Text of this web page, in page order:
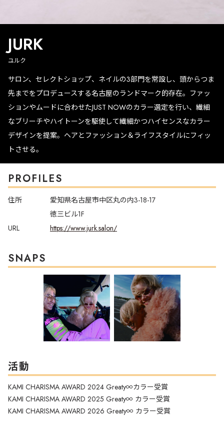
JURK
ユルク
サロン、セレクトショップ、ネイルの3部門を常設し、頭からつま
先までをプロデュースする名古屋のランドマーク的存在。ファッ
ションやムードに合わせたJUST NOWのカラー選定を行い、繊細
なブリーチやハイトーンを駆使して繊細かつハイセンスなカラー
デザインを提案。ヘアとファッション＆ライフスタイルにフィッ
トさせる。
PROFILES
住所
愛知県名古屋市中区丸の内3-18-17
徳三ビル1F
URL
https://www.jurk.salon/
SNAPS
活動
KAMI CHARISMA AWARD 2024 Greaty∞カラー受賞
KAMI CHARISMA AWARD 2025 Greaty∞ カラー受賞
KAMI CHARISMA AWARD 2026 Greaty∞ カラー受賞